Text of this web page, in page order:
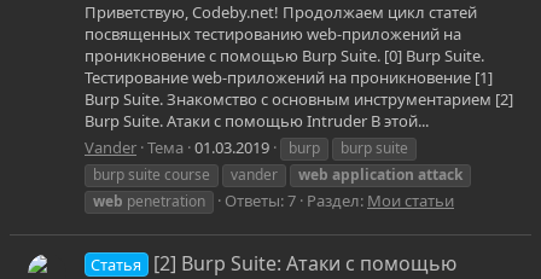
Приветствую, Codeby.net! Продолжаем цикл статей
посвященных тестированию web-приложений на
проникновение с помощью Burp Suite. [0] Burp Suite.
Тестирование web-приложений на проникновение [1]
Burp Suite. Знакомство с основным инструментарием [2]
Burp Suite. Атаки с помощью Intruder В этой...
Vander Тема 01.03.2019 burp
burp suite
burp suite course
vander web application attack
web penetration Ответы: 7 Раздел: Мои статьи
Статья
[2] Burp Suite: Атаки с помощью